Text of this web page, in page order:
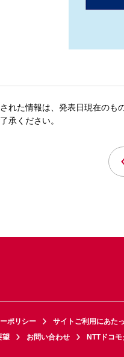
れた情報は、発表日現在のも
承ください。
ポリシー サイトご利用にあた
望 お問い合わせ NTTドコ